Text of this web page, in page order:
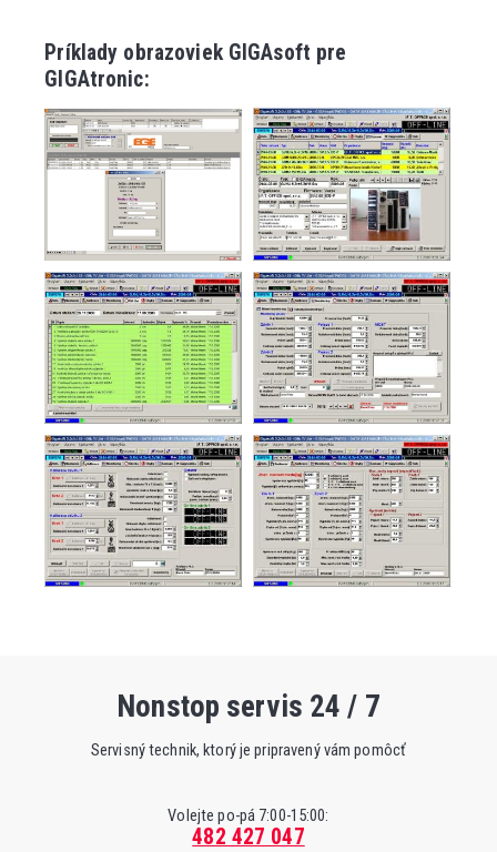
Príklady obrazoviek GIGAsoft pre
GIGAtronic:
Nonstop servis 24 / 7
Servisný technik, ktorý je pripravený vám pomôcť
Volejte po-pá 7:00-15:00:
482 427 047